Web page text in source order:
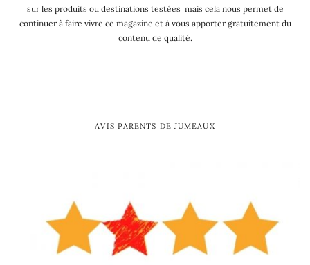
sur les produits ou destinations testées mais cela nous permet de
continuer à faire vivre ce magazine et à vous apporter gratuitement du
contenu de qualité.
AVIS PARENTS DE JUMEAUX